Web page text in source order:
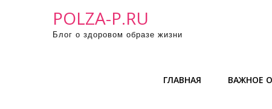
POLZA-P.RU
Блог о здоровом образе жизни
ГЛАВНАЯ ВАЖНОЕ